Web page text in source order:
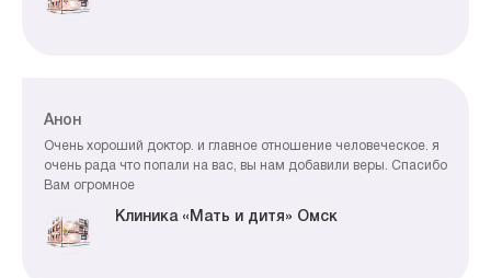
Анон
Очень хороший доктор. и главное отношение человеческое. я
очень рада что попали на вас, вы нам добавили веры. Спасибо
Вам огромное
Клиника «Мать и дитя» Омск